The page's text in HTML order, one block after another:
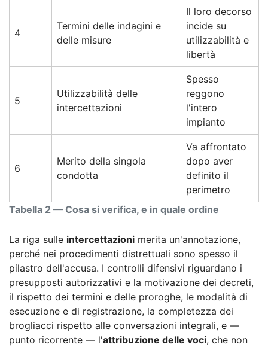
Tabella 2 — Cosa si verifica, e in quale ordine
4
Termini delle indagini e
delle misure
Il loro decorso
incide su
utilizzabilità e
libertà
5
Utilizzabilità delle
intercettazioni
Spesso
reggono
l'intero
impianto
6
Merito della singola
condotta
Va affrontato
dopo aver
definito il
perimetro
La riga sulle intercettazioni merita un'annotazione,
perché nei procedimenti distrettuali sono spesso il
pilastro dell'accusa. I controlli difensivi riguardano i
presupposti autorizzativi e la motivazione dei decreti,
il rispetto dei termini e delle proroghe, le modalità di
esecuzione e di registrazione, la completezza dei
brogliacci rispetto alle conversazioni integrali, e —
punto ricorrente — l'attribuzione delle voci, che non